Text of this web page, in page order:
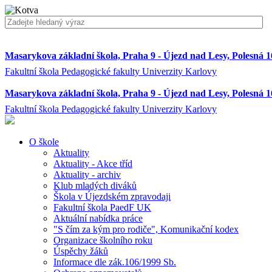
Masarykova základní škola, Praha 9 - Újezd nad Lesy, Polesná
Fakultní škola Pedagogické fakulty Univerzity Karlovy
Masarykova základní škola, Praha 9 - Újezd nad Lesy, Polesná
Fakultní škola Pedagogické fakulty Univerzity Karlovy
O škole
Aktuality
Aktuality - Akce tříd
Aktuality - archiv
Klub mladých diváků
Škola v Újezdském zpravodaji
Fakultní škola PaedF UK
Aktuální nabídka práce
"S čím za kým pro rodiče", Komunikační kodex
Organizace školního roku
Úspěchy žáků
Informace dle zák.106/1999 Sb.